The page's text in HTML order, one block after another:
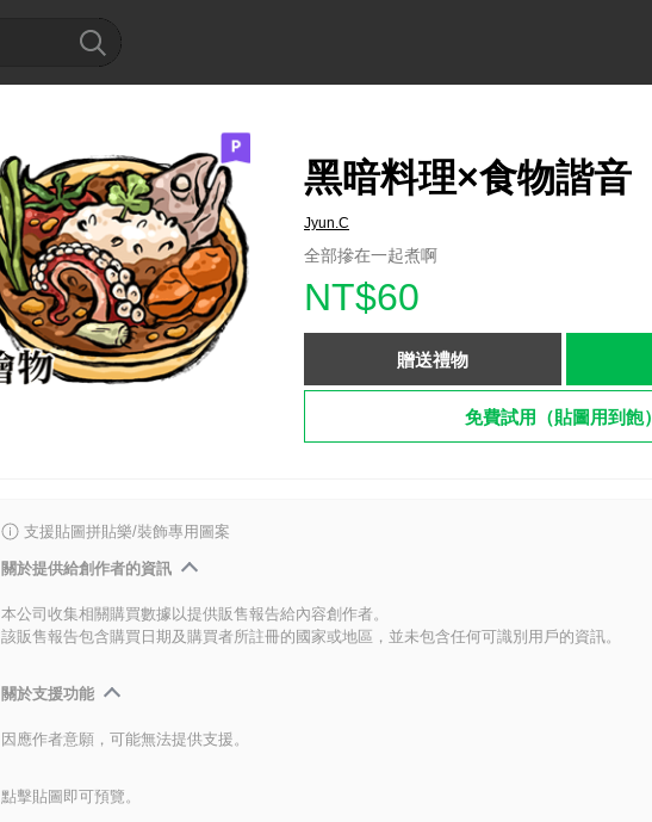
黑暗料理×食物諧音
Jyun.C
全部摻在一起煮啊
NT$60
贈送禮物
免費試用（貼圖用到飽）
支援貼圖拼貼樂/裝飾專用圖案
關於提供給創作者的資訊
本公司收集相關購買數據以提供販售報告給內容創作者。
該販售報告包含購買日期及購買者所註冊的國家或地區，並未包含任何可識別用戶的資訊。
關於支援功能
因應作者意願，可能無法提供支援。
點擊貼圖即可預覽。